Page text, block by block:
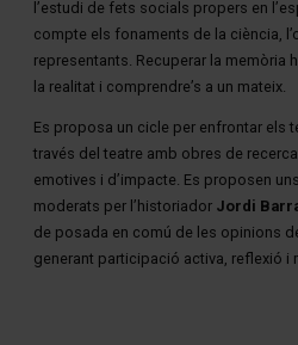
l’estudi de fets socials propers en
compte els fonaments de la ciència,
representants. Recuperar la memòria
la realitat i comprendre’s a un mateix.
Es proposa un cicle per enfrontar els
través del teatre amb obres de
emotives i d’impacte. Es proposen
moderats per l’historiador Jordi
de posada en comú de les opinions
generant participació activa, reflexió i